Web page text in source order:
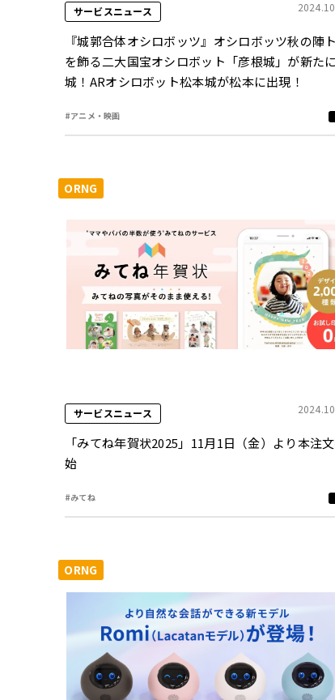
サービスニュース
『城郭合体オシロボッツ』オシロボッツ秋の陣
を飾る二大国宝オシロボット「彦根城」が新た
城！ARオシロボット松本城が松本に出現！
#アニメ・映画
ORNG
サービスニュース
「みてね年賀状2025」11月1日（金）より本注
始
#みてね
ORNG